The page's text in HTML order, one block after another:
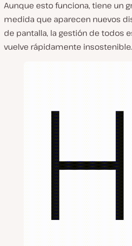
Aunque esto funciona, tiene un
medida que aparecen nuevos
de pantalla, la gestión de todos
vuelve rápidamente insostenible.